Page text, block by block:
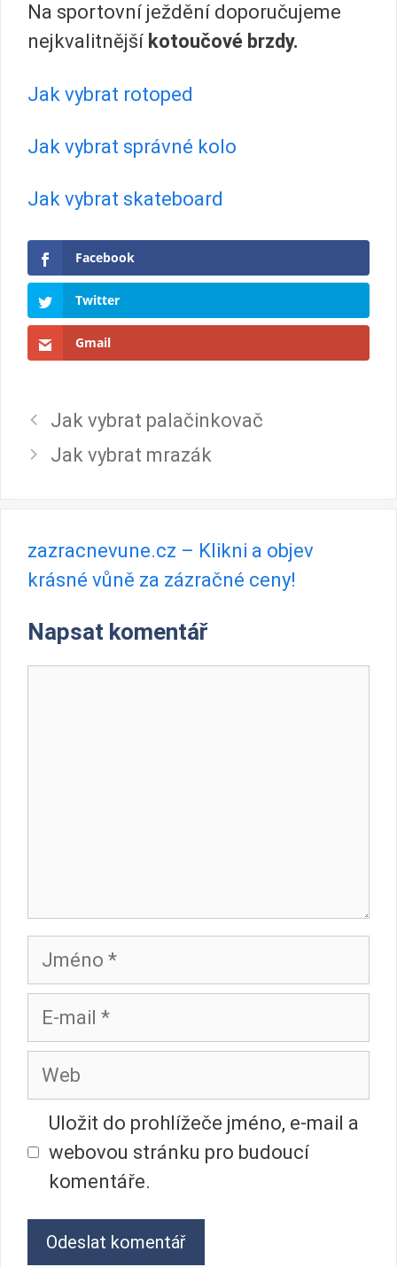
Na sportovní ježdění doporučujeme
nejkvalitnější kotoučové brzdy.
Jak vybrat rotoped
Jak vybrat správné kolo
Jak vybrat skateboard
Facebook
Twitter
Gmail
Jak vybrat palačinkovač
Jak vybrat mrazák
zazracnevune.cz – Klikni a objev
krásné vůně za zázračné ceny!
Napsat komentář
Jméno
E-
mail
Web
Uložit do prohlížeče jméno, e-mail a
webovou stránku pro budoucí
komentáře.